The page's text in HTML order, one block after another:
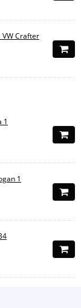
VW Crafter
1
1